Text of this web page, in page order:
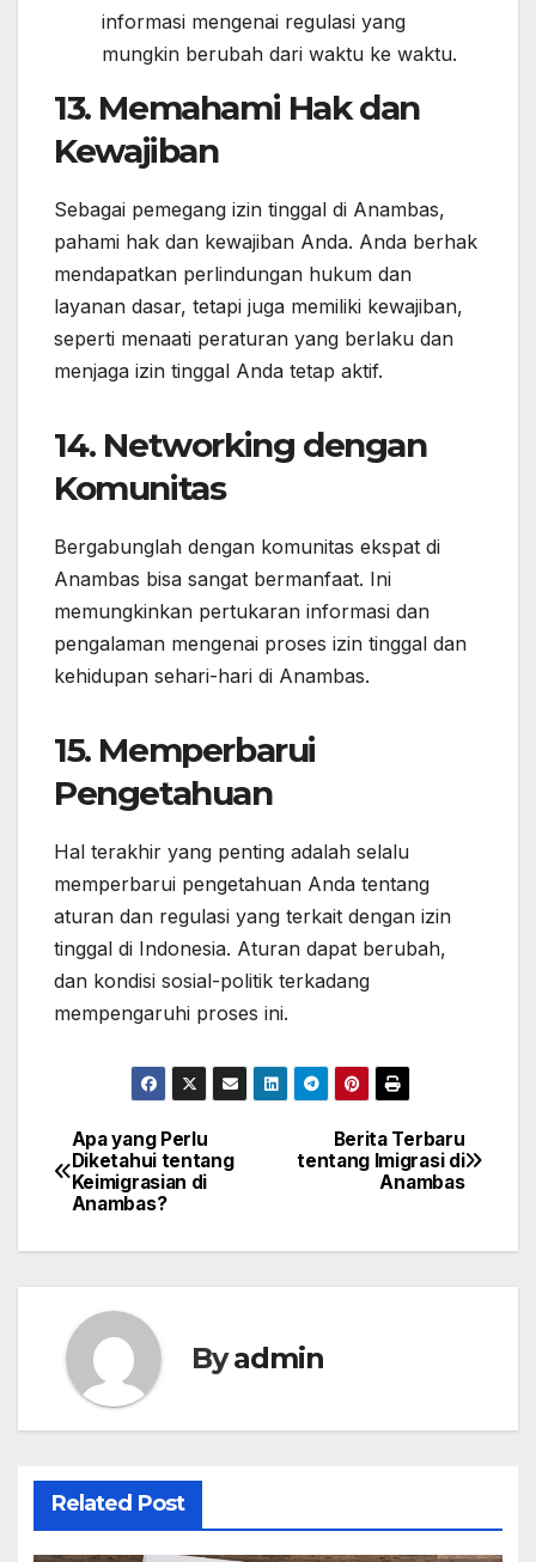
informasi mengenai regulasi yang
mungkin berubah dari waktu ke waktu.
13. Memahami Hak dan
Kewajiban
Sebagai pemegang izin tinggal di Anambas,
pahami hak dan kewajiban Anda. Anda berhak
mendapatkan perlindungan hukum dan
layanan dasar, tetapi juga memiliki kewajiban,
seperti menaati peraturan yang berlaku dan
menjaga izin tinggal Anda tetap aktif.
14. Networking dengan
Komunitas
Bergabunglah dengan komunitas ekspat di
Anambas bisa sangat bermanfaat. Ini
memungkinkan pertukaran informasi dan
pengalaman mengenai proses izin tinggal dan
kehidupan sehari-hari di Anambas.
15. Memperbarui
Pengetahuan
Hal terakhir yang penting adalah selalu
memperbarui pengetahuan Anda tentang
aturan dan regulasi yang terkait dengan izin
tinggal di Indonesia. Aturan dapat berubah,
dan kondisi sosial-politik terkadang
mempengaruhi proses ini.
Post
navigation
Berita Terbaru
tentang Imigrasi di
Anambas
Apa yang Perlu
Diketahui tentang
Keimigrasian di
Anambas?
Byadmin
Related Post